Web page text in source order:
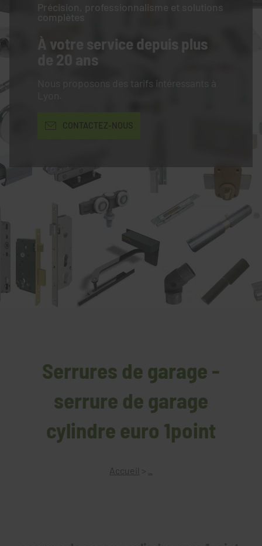
Précision, professionnalisme et solutions
complètes
À votre service depuis plus
de 20 ans
Nous proposons des tarifs intéressants à
CONTACTEZ-NOUS
Serrures de garage -
serrure de garage
cylindre euro 1point
Accueil >